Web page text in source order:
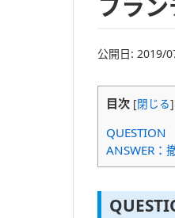
公開日: 2019/
目次 [閉じる]
QUESTION
ANSWER：